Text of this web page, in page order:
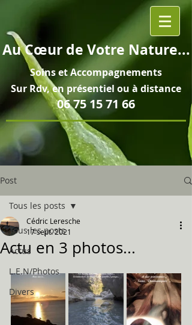
AuCœurde Votre Nature...
Soins etAccompagnements
Sur Rdv, en présentiel ou à distance
06 75 15 71 66
Post
Tous les posts
Actus
L.E.N/Photos
Divers
Tous les posts
Actu en 3 photos...
Cédric Leresche
17 sept. 2021